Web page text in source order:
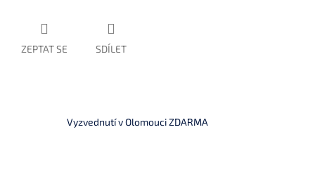
ZEPTAT SE SDÍLET
Vyzvednutí v Olomouci ZDARMA